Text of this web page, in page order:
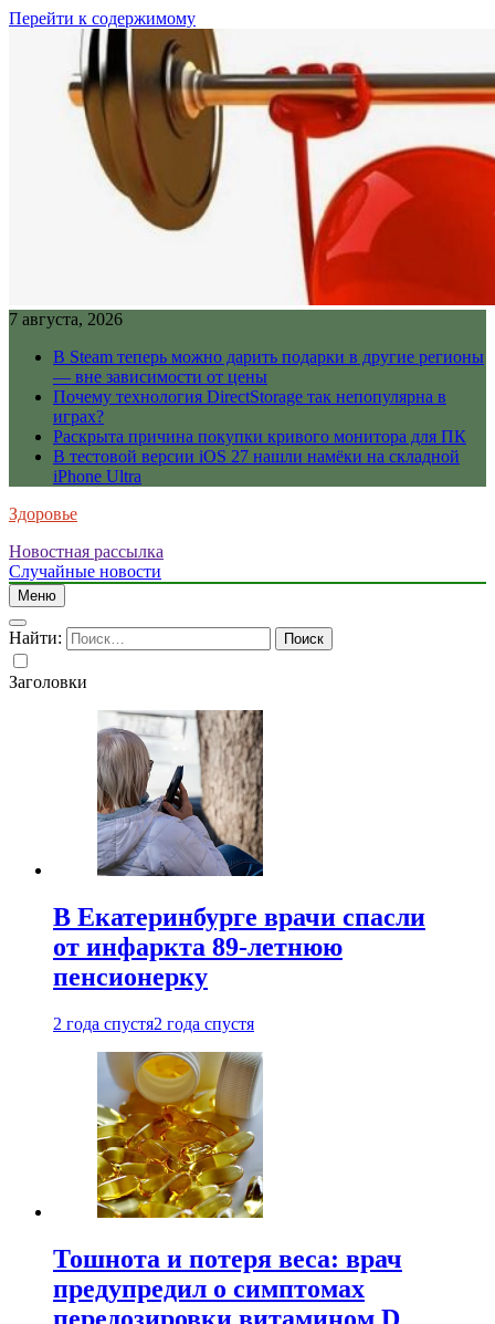
Перейти к содержимому
7 августа, 2026
В Steam теперь можно дарить подарки в другие регионы
— вне зависимости от цены
Почему технология DirectStorage так непопулярна в
играх?
Раскрыта причина покупки кривого монитора для ПК
В тестовой версии iOS 27 нашли намёки на складной
iPhone Ultra
Здоровье
Новостная рассылка
Случайные новости
Меню
Найти:
Заголовки
В Екатеринбурге врачи спасли
от инфаркта 89-летнюю
пенсионерку
2 года спустя2 года спустя
Тошнота и потеря веса: врач
предупредил о симптомах
передозировки витамином D